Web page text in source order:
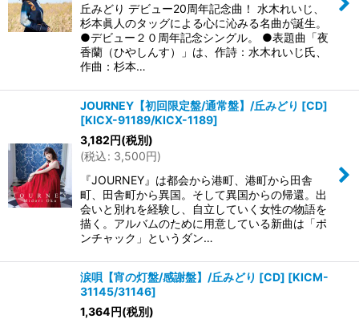
丘みどり デビュー20周年記念曲！ 水木れいじ、
杉本眞人のタッグによる心に沁みる名曲が誕生。
●デビュー２０周年記念シングル。 ●表題曲「夜
香蘭（ひやしんす）」は、作詩：水木れいじ氏、
作曲：杉本…
JOURNEY【初回限定盤/通常盤】/丘みどり [CD]
[KICX-91189/KICX-1189]
3,182円(税別)
(税込: 3,500円)
『JOURNEY』は都会から港町、港町から田舎
町、田舎町から異国。そして異国からの帰還。出
会いと別れを経験し、自立していく女性の物語を
描く。アルバムのために用意している新曲は「ポ
ンチャック」というダン…
涙唄【宵の灯盤/感謝盤】/丘みどり [CD] [KICM-
31145/31146]
1,364円(税別)